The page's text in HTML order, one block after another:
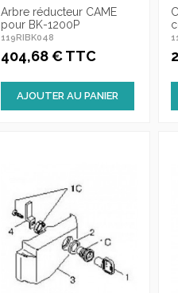
Arbre réducteur CAME
pour BK-1200P
119RIBK048
404,68 € TTC
AJOUTER AU PANIER